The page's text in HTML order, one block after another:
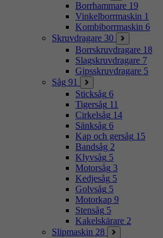
Borrhammare 19
Vinkelborrmaskin 1
Kombiborrmaskin 6
Skruvdragare 30
Borrskruvdragare 18
Slagskruvdragare 7
Gipsskruvdragare 5
Såg 91
Sticksåg 6
Tigersåg 11
Cirkelsåg 14
Sänksåg 6
Kap och gersåg 15
Bandsåg 2
Klyvsåg 5
Motorsåg 3
Kedjesåg 5
Golvsåg 5
Motorkap 9
Stensåg 5
Kakelskärare 2
Slipmaskin 28